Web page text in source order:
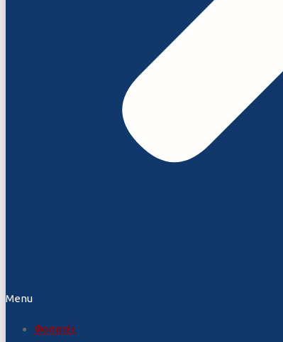
Menu
Φοιτητές